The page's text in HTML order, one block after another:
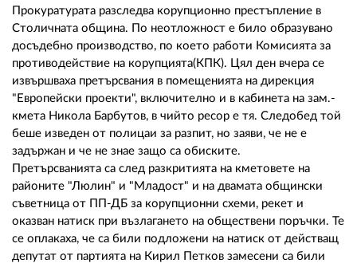
Прокуратурата разследва корупционно престъпление в
Столичната община. По неотложност е било образувано
досъдебно производство, по което работи Комисията за
противодействие на корупцията(КПК). Цял ден вчера се
извършваха претърсвания в помещенията на дирекция
"Европейски проекти", включително и в кабинета на зам.-
кмета Никола Барбутов, в чийто ресор е тя. Следобед той
беше изведен от полицаи за разпит, но заяви, че не е
задържан и че не знае защо са обиските.
Претърсванията са след разкритията на кметовете на
районите "Люлин" и "Младост" и на двамата общински
съветница от ПП-ДБ за корупционни схеми, рекет и
оказван натиск при възлагането на обществени поръчки. Те
се оплакаха, че са били подложени на натиск от действащ
депутат от партията на Кирил Петков замесени са били
02 975 20 35